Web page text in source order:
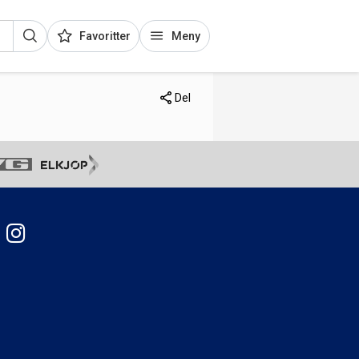
Favoritter Meny
Del